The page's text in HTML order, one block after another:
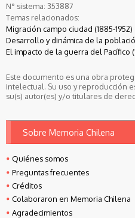
N° sistema: 353887
Temas relacionados:
Migración campo ciudad (1885-1952)
Desarrollo y dinámica de la
El impacto de la guerra del Pacífico
Este documento es una obra
intelectual. Su uso y reproducción
su(s) autor(es) y/o titulares de
Sobre Memoria Chilena
Quiénes somos
Preguntas frecuentes
Créditos
Colaboraron en Memoria Chilena
Agradecimientos